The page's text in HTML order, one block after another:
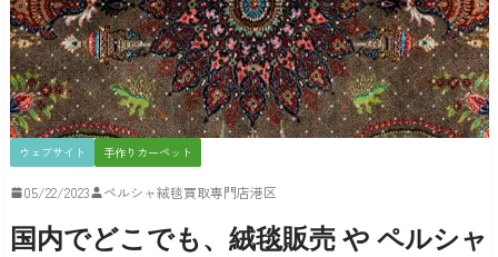
ウェブサイト 手作りカーペット
05/22/2023 ペルシャ絨毯買取専門店港区
国内でどこでも、絨毯販売 や ペルシャ